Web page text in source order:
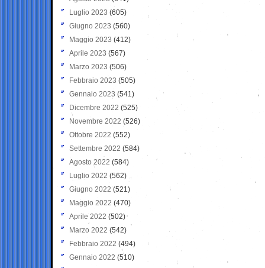
Luglio 2023 (605)
Giugno 2023 (560)
Maggio 2023 (412)
Aprile 2023 (567)
Marzo 2023 (506)
Febbraio 2023 (505)
Gennaio 2023 (541)
Dicembre 2022 (525)
Novembre 2022 (526)
Ottobre 2022 (552)
Settembre 2022 (584)
Agosto 2022 (584)
Luglio 2022 (562)
Giugno 2022 (521)
Maggio 2022 (470)
Aprile 2022 (502)
Marzo 2022 (542)
Febbraio 2022 (494)
Gennaio 2022 (510)